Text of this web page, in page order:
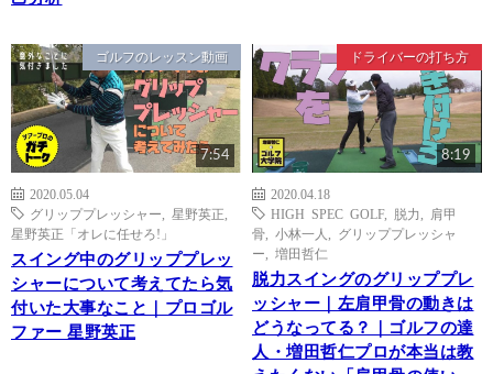
ゴルフのレッスン動画
7:54
2020.05.04
グリッププレッシャー
星野英正
星野英正「オレに任せろ!」
スイング中のグリッププレッ
シャーについて考えてたら気
付いた大事なこと｜プロゴル
ファー 星野英正
ドライバーの打ち方
8:19
2020.04.18
HIGH SPEC GOLF, 脱力
肩甲
骨
小林一人
グリッププレッシャ
ー
増田哲仁
脱力スイングのグリッププレ
ッシャー｜左肩甲骨の動きは
どうなってる？｜ゴルフの達
人・増田哲仁プロが本当は教